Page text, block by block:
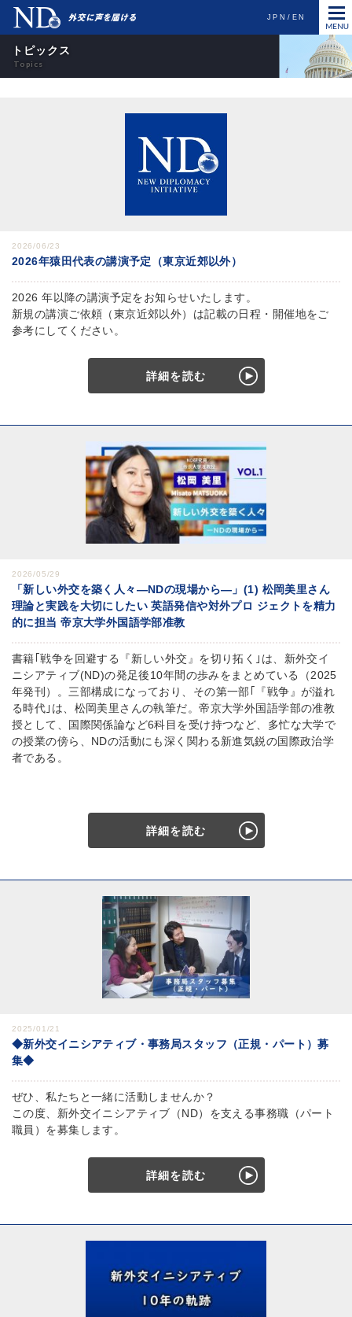
JPN EN
トピックス
2026/06/23
2026年猿田代表の講演予定（東京近郊以外）
2026 年以降の講演予定をお知らせいたします。
新規の講演ご依頼（東京近郊以外）は記載の日程・開催地をご
参考にしてください。
詳細を読む
2026/05/29
「新しい外交を築く人々―NDの現場から―」(1) 松岡美里さん
理論と実践を大切にしたい 英語発信や対外プロ ジェクトを精力
的に担当 帝京大学外国語学部准教
書籍｢戦争を回避する『新しい外交』を切り拓く｣は、新外交イ
ニシアティブ(ND)の発足後10年間の歩みをまとめている（2025
年発刊）。三部構成になっており、その第一部｢『戦争』が溢れ
る時代｣は、松岡美里さんの執筆だ。帝京大学外国語学部の准教
授として、国際関係論など6科目を受け持つなど、多忙な大学で
の授業の傍ら、NDの活動にも深く関わる新進気鋭の国際政治学
者である。
詳細を読む
2025/01/21
◆新外交イニシアティブ・事務局スタッフ（正規・パート）募
集◆
ぜひ、私たちと一緒に活動しませんか？
この度、新外交イニシアティブ（ND）を支える事務職（パート
職員）を募集します。
詳細を読む